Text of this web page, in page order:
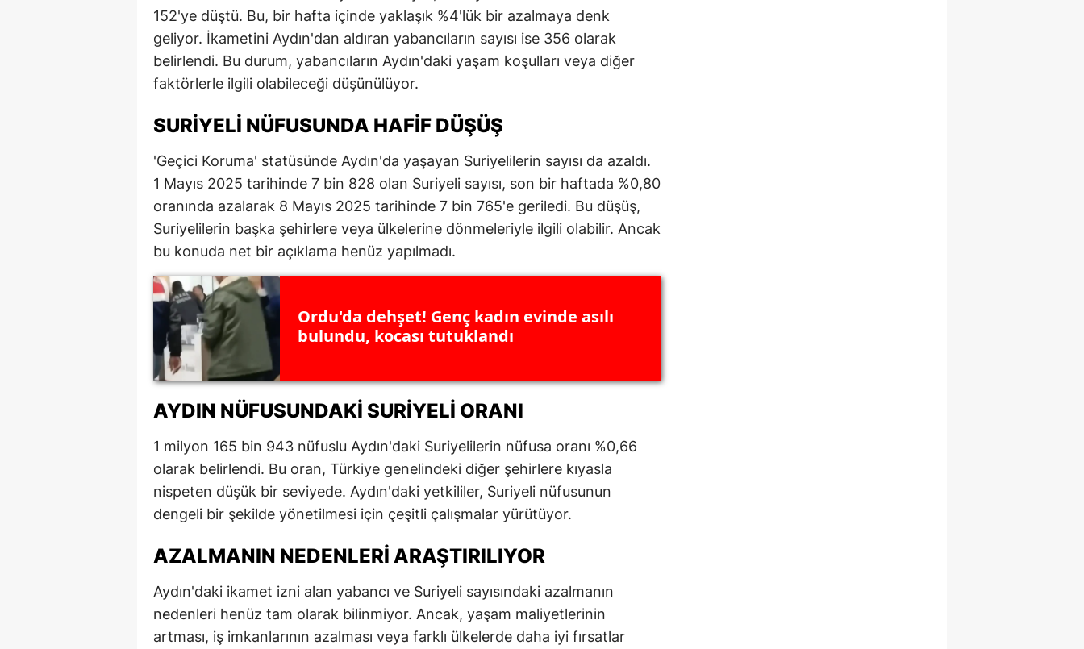
Gaziantep
Giresun
Gümüşhane
Hakkari
Hatay
Isparta
Mersin
İstanbul
Kars
Kayseri
Kırklareli
Kırşehir
Kocaeli
Konya
Kütahya
Malatya
Manisa
152'ye düştü. Bu, bir hafta içinde yaklaşık %4'lük bir azalmaya denk
geliyor. İkametini Aydın'dan aldıran yabancıların sayısı ise 356 olarak
belirlendi. Bu durum, yabancıların Aydın'daki yaşam koşulları veya diğer
faktörlerle ilgili olabileceği düşünülüyor.
SURIYELI NÜFUSUNDA HAFIF DÜŞÜŞ
'Geçici Koruma' statüsünde Aydın'da yaşayan Suriyelilerin sayısı da azaldı.
1 Mayıs 2025 tarihinde 7 bin 828 olan Suriyeli sayısı, son bir haftada %0,80
oranında azalarak 8 Mayıs 2025 tarihinde 7 bin 765'e geriledi. Bu düşüş,
Suriyelilerin başka şehirlere veya ülkelerine dönmeleriyle ilgili olabilir. Ancak
bu konuda net bir açıklama henüz yapılmadı.
Ordu'da dehşet! Genç kadın evinde asılı
bulundu, kocası tutuklandı
AYDIN NÜFUSUNDAKI SURIYELI ORANI
1 milyon 165 bin 943 nüfuslu Aydın'daki Suriyelilerin nüfusa oranı %0,66
olarak belirlendi. Bu oran, Türkiye genelindeki diğer şehirlere kıyasla
nispeten düşük bir seviyede. Aydın'daki yetkililer, Suriyeli nüfusunun
dengeli bir şekilde yönetilmesi için çeşitli çalışmalar yürütüyor.
AZALMANIN NEDENLERI ARAŞTIRILIYOR
Aydın'daki ikamet izni alan yabancı ve Suriyeli sayısındaki azalmanın
nedenleri henüz tam olarak bilinmiyor. Ancak, yaşam maliyetlerinin
artması, iş imkanlarının azalması veya farklı ülkelerde daha iyi fırsatlar